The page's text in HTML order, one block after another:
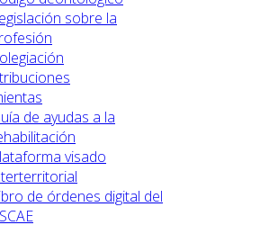
sobre la
de ayudas a la
visado
de órdenes digital del